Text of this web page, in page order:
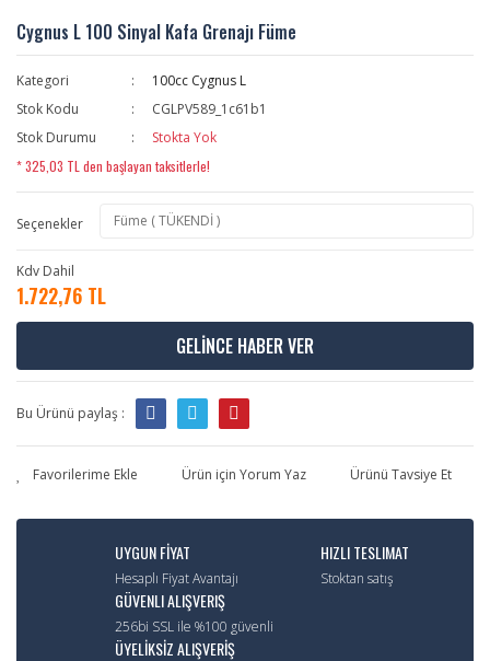
Cygnus L 100 Sinyal Kafa Grenajı Füme
Kategori
100cc Cygnus L
Stok Kodu
CGLPV589_1c61b1
Stok Durumu
Stokta Yok
* 325,03 TL den başlayan taksitlerle!
Seçenekler
Kdv Dahil
1.722,76 TL
GELİNCE HABER VER
Bu Ürünü paylaş :
Ürün için Yorum Yaz Ürünü Tavsiye Et
UYGUN FİYAT
Hesaplı Fiyat Avantajı
HIZLI TESLIMAT
Stoktan satış
GÜVENLI ALIŞVERIŞ
256bi SSL ile %100 güvenli
ÜYELİKSİZ ALIŞVERİŞ